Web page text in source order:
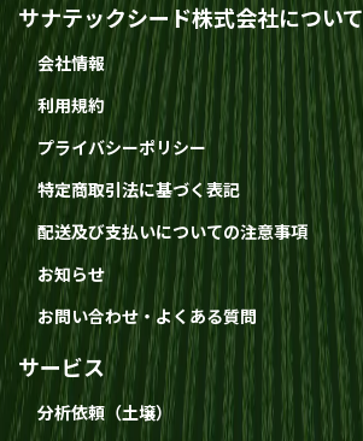
サナテックシード株式会社について
会社情報
利用規約
プライバシーポリシー
特定商取引法に基づく表記
配送及び支払いについての注意事項
お知らせ
お問い合わせ・よくある質問
サービス
分析依頼（土壌）